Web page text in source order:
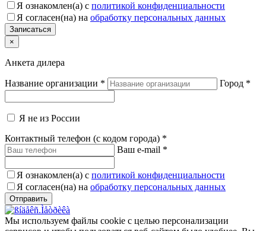
Я ознакомлен(а) с политикой конфиденциальности
Я согласен(на) на обработку персональных данных
×
Анкета дилера
Название организации * Город *
Я не из России
Контактный телефон (с кодом города) *
Ваш e-mail *
Я ознакомлен(а) с политикой конфиденциальности
Я согласен(на) на обработку персональных данных
Мы используем файлы cookie с целью персонализации